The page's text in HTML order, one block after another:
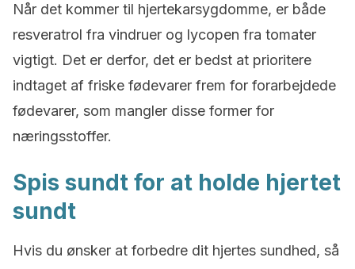
Når det kommer til hjertekarsygdomme, er både
resveratrol fra vindruer og lycopen fra tomater
vigtigt. Det er derfor, det er bedst at prioritere
indtaget af friske fødevarer frem for forarbejdede
fødevarer, som mangler disse former for
næringsstoffer.
Spis sundt for at holde hjertet
sundt
Hvis du ønsker at forbedre dit hjertes sundhed, så